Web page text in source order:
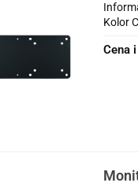
Kolor
Cena